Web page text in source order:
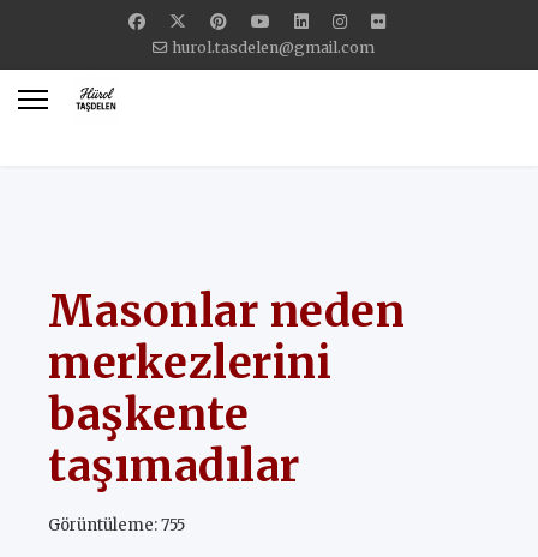
hurol.tasdelen@gmail.com
Masonlar neden
merkezlerini
başkente
taşımadılar
Görüntüleme: 755